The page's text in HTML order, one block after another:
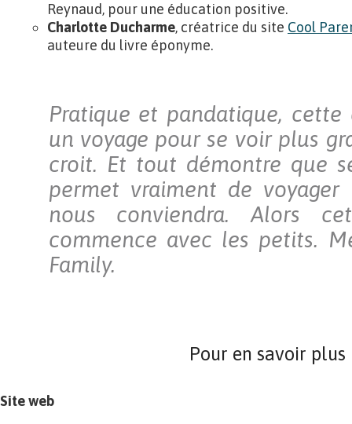
Reynaud, pour une éducation positive.
Charlotte Ducharme, créatrice du site Cool
auteure du livre éponyme.
Pratique et pandatique,
un voyage pour se voir plus
croit. Et tout démontre que
permet vraiment de
nous conviendra. Alors
commence avec les petits.
Family.
Pour en savoir plus
Site web